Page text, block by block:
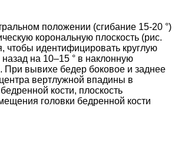
положении (сгибание 15-20 °)
корональную плоскость (рис.
чтобы идентифицировать круглую
назад на 10–15 ° в наклонную
При вывихе бедер боковое и заднее
вертлужной впадины в
кости, плоскость
головки бедренной кости